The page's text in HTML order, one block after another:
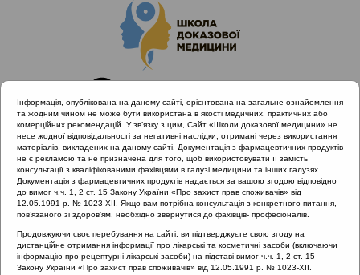
Головна Матеріали за МКХ-11
Матеріали за МКХ-11:: 10 Хвороби вуха та
соскоподібного відростка
Рубрика:
Інформація, опублікована на даному сайті, орієнтована на загальне ознайомлення
та жодним чином не може бути використана в якості медичних, практичних або
комерційних рекомендацій. У зв’язку з цим, Сайт «Школи доказової медицини» не
несе жодної відповідальності за негативні наслідки, отримані через використання
матеріалів, викладених на даному сайті. Документація з фармацевтичних продуктів
не є рекламою та не призначена для того, щоб використовувати її замість
консультації з кваліфікованими фахівцями в галузі медицини та інших галузях.
Документація з фармацевтичних продуктів надається за вашою згодою відповідно
до вимог ч.ч. 1, 2 ст. 15 Закону України «Про захист прав споживачів» від
12.05.1991 р. № 1023-XII. Якщо вам потрібна консультація з конкретного питання,
пов’язаного зі здоров’ям, необхідно звернутися до фахівців- професіоналів.
Продовжуючи своє перебування на сайті, ви підтверджуєте свою згоду на
дистанційне отримання інформації про лікарські та косметичні засоби (включаючи
інформацію про рецептурні лікарські засоби) на підставі вимог ч.ч. 1, 2 ст. 15
Закону України «Про захист прав споживачів» від 12.05.1991 р. № 1023-XII.